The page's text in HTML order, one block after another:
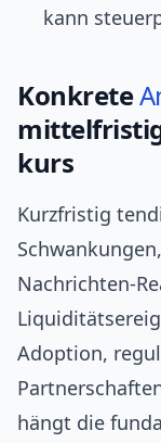
kann
Konkrete
kurs
Kurzfristig
Adoption,
hängt die